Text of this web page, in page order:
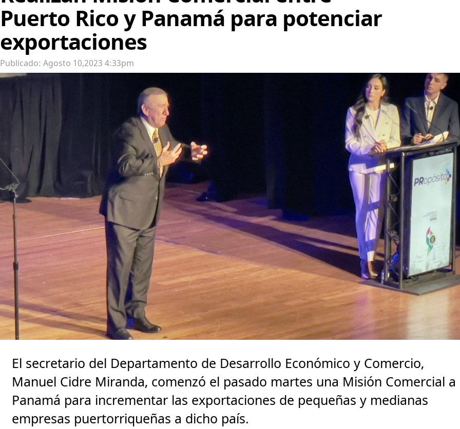
Puerto Rico y Panamá para potenciar
exportaciones
Publicado: Agosto 10,2023 4:33pm
El secretario del Departamento de Desarrollo Económico y Comercio,
Manuel Cidre Miranda, comenzó el pasado martes una Misión Comercial a
Panamá para incrementar las exportaciones de pequeñas y medianas
empresas puertorriqueñas a dicho país.